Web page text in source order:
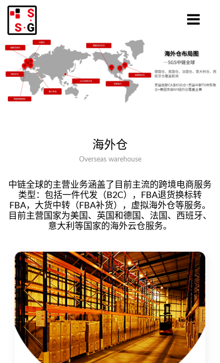
海外仓
Overseas warehouse
中链全球的主营业务涵盖了目前主流的跨境电商服务
类型：包括一件代发（B2C），FBA退货换标转
FBA，大货中转（FBA补货），虚拟海外仓等服务。
目前主营国家为美国、英国和德国、法国、西班牙、
意大利等国家的海外云仓服务。